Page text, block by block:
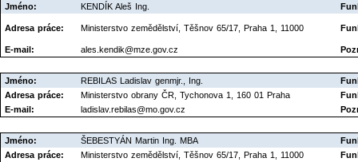
Jméno: KENDÍK Aleš Ing.
Adresa práce: Ministerstvo zemědělství, Těšnov 65/17, Praha 1, 11000
E-mail: ales.kendik@mze.gov.cz
Jméno: REBILAS Ladislav genmjr., Ing.
Adresa práce:
Ministerstvo obrany ČR, Tychonova 1, 160 01 Praha
E-mail:
ladislav.rebilas@mo.gov.cz
Jméno: ŠEBESTYÁN Martin Ing. MBA
Adresa práce:
Ministerstvo zemědělství, Těšnov 65/17, Praha 1, 11000